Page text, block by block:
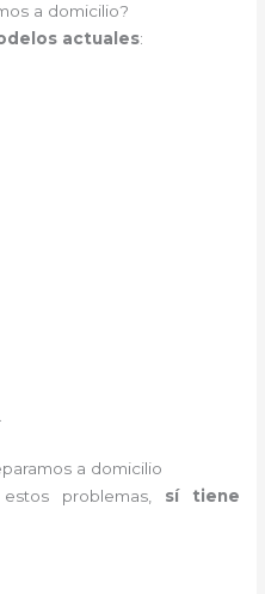
a domicilio?
actuales:
a domicilio
problemas, sí tiene